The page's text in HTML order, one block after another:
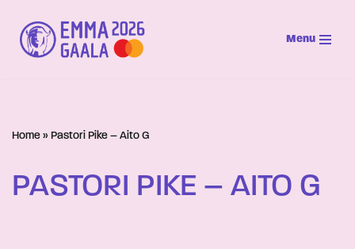
Siirry
suoraan
Menu
Home » Pastori Pike – Aito G
PASTORI PIKE – AITO G